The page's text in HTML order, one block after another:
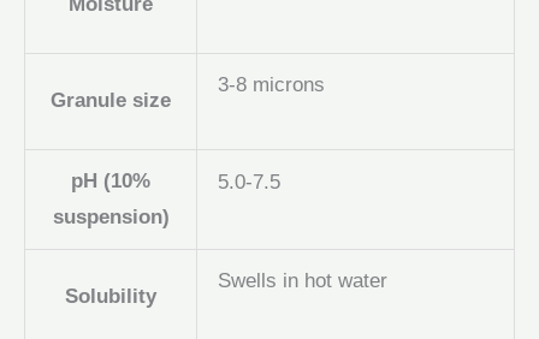
Granule size
3-8 microns
pH (10%
suspension)
5.0-7.5
Solubility
Swells in hot water